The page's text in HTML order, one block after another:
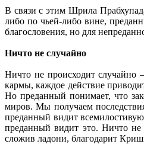
В связи с этим Шрила
либо по чьей-либо вине,
благословения, но для
Ничто не случайно
Ничто не происходит случайно
кармы, каждое действие
Но преданный понимает, что
миров. Мы получаем
преданный видит
преданный видит это. Ничто
сложив ладони, благодарит